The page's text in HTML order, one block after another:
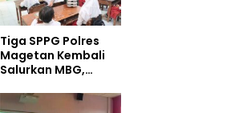
Tiga SPPG Polres
Magetan Kembali
Salurkan MBG,
dan Food Safety